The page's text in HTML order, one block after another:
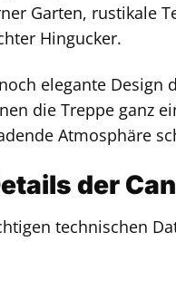
Garten, rustikale
Hingucker.
elegante
die Treppe ganz
Atmosphäre
der
technischen